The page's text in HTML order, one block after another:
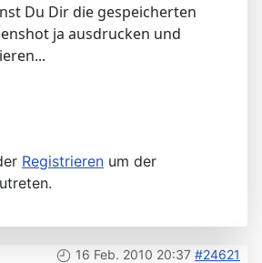
Du Dir die gespeicherten
ja ausdrucken und
Registrieren um der
16 Feb. 2010 20:37 #24621